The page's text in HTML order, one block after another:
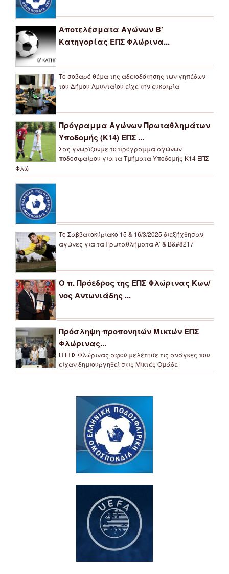
Αποτελέσματα Αγώνων Β’
Κατηγορίας ΕΠΣ Φλώρινα...
Το σοβαρό θέμα της αδειοδότησης των γηπέδων
του Δήμου Αμυνταίου είχε την ευκαιρία
Πρόγραμμα Αγώνων Πρωταθλημάτων
Υποδομής (Κ14) ΕΠΣ ...
Σας γνωρίζουμε το πρόγραμμα αγώνων
ποδοσφαίρου για τα Τμήματα Υποδομής Κ14 ΕΠΣ
Φλώ
Το Σαββατοκύριακο 15 & 16/3/2025 διεξήχθησαν
αγώνες για τα Πρωταθλήματα Α’ & Β&#8217
Ο π. Πρόεδρος της ΕΠΣ Φλώρινας Κων/
νος Αντωνιάδης ...
Πρόσληψη προπονητών Μικτών ΕΠΣ
Φλώρινας...
Η ΕΠΣ Φλώρινας αφού μελέτησε τις ανάγκες που
είχαν δημιουργηθεί στις Μικτές Ομάδε